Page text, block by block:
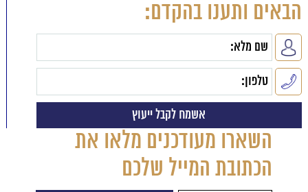
הבאים ותענו בהקדם:
השארו מעודכנים מלאו את
הכתובת המייל שלכם